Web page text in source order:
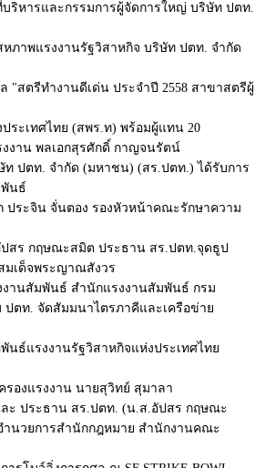
ริหารและกรรมการผู้จัดการใหญ่ บริษัท ปตท.
ภาพแรงงานรัฐวิสาหกิจ บริษัท ปตท. จำกัด
สตรีทำงานดีเด่น ประจำปี 2558 สาขาสตรีผู้
ะเทศไทย (สพร.ท) พร้อมผู้แทน 20
งาน พลเอกสุรศักดิ์ กาญจนรัตน์
ปตท. จำกัด (มหาชน) (สร.ปตท.) ได้รับการ
พันธ์
ประจิน จั่นตอง รองหัวหน้าคณะรักษาความ
สร กฤษณะสมิต ประธาน สร.ปตท.จุดธูป
มเด็จพระญาณสังวร
งานสัมพันธ์ สำนักแรงงานสัมพันธ์ กรม
ปตท. จัดสัมมนาไตรภาคีและเครือข่าย
ธ์แรงงานรัฐวิสาหกิจแห่งประเทศไทย
องแรงงาน นายสุวิทย์ สุมาลา
ะ ประธาน สร.ปตท. (น.ส.อัปสร กฤษณะ
นวยการสำนักกฎหมาย สำนักงานคณะ